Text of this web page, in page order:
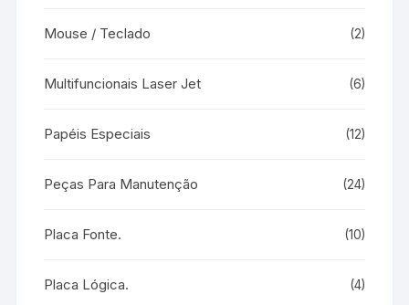
Mouse / Teclado (2)
Multifuncionais Laser Jet (6)
Papéis Especiais (12)
Peças Para Manutenção (24)
Placa Fonte. (10)
Placa Lógica. (4)